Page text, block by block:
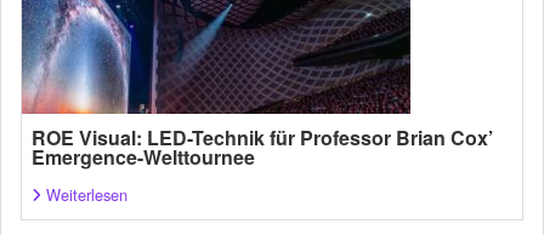
ROE Visual: LED-Technik für Professor Brian Cox’
Emergence-Welttournee
Weiterlesen